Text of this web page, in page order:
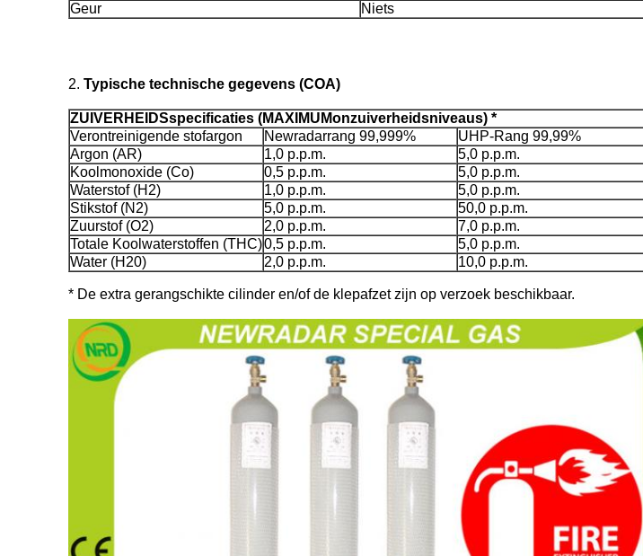
Geur
Niets
2. Typische technische gegevens (COA)
ZUIVERHEIDSspecificaties (MAXIMUMonzuiverheidsniveaus) *
Verontreinigende stofargon
Newradarrang 99,999%
UHP-Rang 99,99%
Argon (AR)
1,0 p.p.m.
5,0 p.p.m.
Koolmonoxide (Co)
0,5 p.p.m.
5,0 p.p.m.
Waterstof (H2)
1,0 p.p.m.
5,0 p.p.m.
Stikstof (N2)
5,0 p.p.m.
50,0 p.p.m.
Zuurstof (O2)
2,0 p.p.m.
7,0 p.p.m.
Totale Koolwaterstoffen (THC)0,5 p.p.m.
5,0 p.p.m.
Water (H20)
2,0 p.p.m. 10,0 p.p.m.
* De extra gerangschikte cilinder en/of de klepafzet zijn op verzoek beschikbaar.